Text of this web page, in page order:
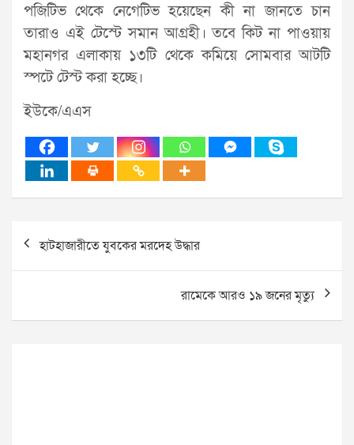
পজিটিভ থেকে নেগেটিভ হয়েছেন কী না জানতে চান
তারাও এই টেস্টে সমান আগ্রহী। তবে কিট না পাওয়ায়
মহানগর এলাকায় ১৩টি থেকে কমিয়ে সোমবার আটটি
স্পটে টেস্ট করা হচ্ছে।
ইউকে/এএস
Post
navigation
হাটহাজারীতে যুবকের মরদেহ উদ্ধার
রামেকে আরও ১৯ জনের মৃত্যু